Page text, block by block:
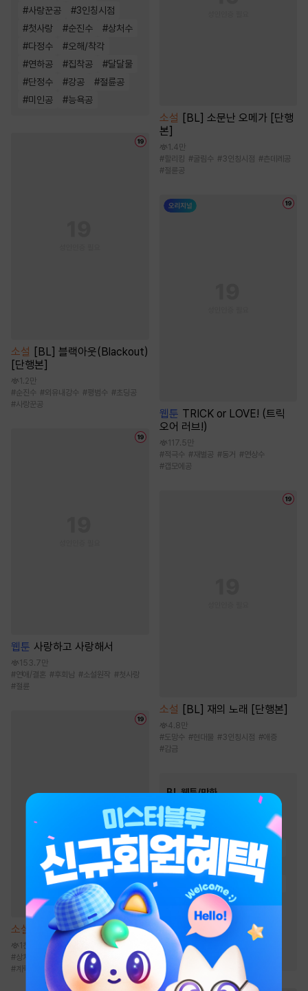
#사랑꾼공 #3인칭시점
#첫사랑 #순진수 #상처수
#다정수 #오해/착각
#연하공 #집착공 #달달물
#단정수 #강공 #절륜공
#미인공 #능욕공
소설 [BL] 블랙아웃(Blackout)
[단행본]
1.2만
#순진수 #외유내강수 #평범수 #초딩공
#사랑꾼공
웹툰 사랑하고 사랑해서
153.7만
#연애/결혼 #후회남 #소설원작 #첫사랑
#절륜
소설 해일주의보 [단행본]
1천
#상처녀 사차원남 #오만남
동정남
# 계략남
소설
[BL] 소문난 오메가 [단행
본]
1.4만
#할리킹 #굴림수 #3인칭시점 #츤데레공
#절륜공
웹툰 TRICK or LOVE! (트릭
오어 러브!)
117.5만
#적극수 #재벌공 #동거 #연상수
#갭모에공
소설 [BL] 재의 노래 [단행본]
4.8만
#도망수 #현대물 #3인칭시점 #애증
#감금
BL 웹툰/만화
인기 키워드
#현대물
친구
#연하공 # 연상수
집착공
#강공 능글공 #동거
다정수 #다정공 #절륜공
츤데레수 #하드코어
대형견공 #상처수
#미인수 #친구>연인
짝사랑 고수위